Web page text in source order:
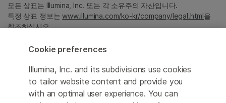
모든 상표는 Illumina, Inc. 또는 각 소유주의 자산입니다.
특정 상표 정보는www.illumina.com/ko-kr/company/legal.html을
참조하십시오.
Privacy Policy
Cookie preferences
Illumina, Inc. and its subdivisions use cookies
to tailor website content and provide you
with an optimal user experience. You can